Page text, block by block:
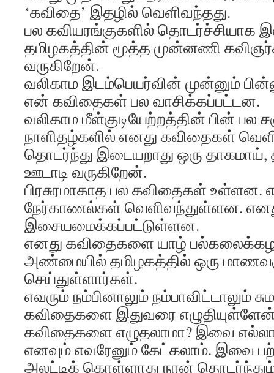
‘கவிதை’ இதழில் வெளிவந்தது.
பல கவியரங்குகளில் தொடர்ச்சியாக
தமிழகத்தின் மூத்த முன்னணி
வருகிறேன்.
வலிகாம இடம்பெயர்வின் முன்னும்
என் கவிதைகள் பல வாசிக்கப்பட்டன.
வலிகாம மீள்குடியேற்றத்தின் பின் பல
நாளிதழ்களில் எனது கவிதைகள்
தொடர்ந்து இடையறாது ஒரு
ஊடாடி வருகிறேன்.
பிரசுரமாகாத பல கவிதைகள் உள்ளன.
நேர்காணல்கள் வெளிவந்துள்ளன.
இசையமைக்கப்பட்டுள்ளன.
எனது கவிதைகளை யாழ்
அண்மையில் தமிழகத்தில் ஒரு
செய்துள்ளார்கள்.
எவரும் நம்பினாலும் நம்பாவிட்டாலும்
கவிதைகளை இதுவரை
கவிதைகளை எழுதலாமா? இவை
எனவும் எவரேனும் கேட்கலாம். இவை
அலட்டிக் கொள்ளாது நான்